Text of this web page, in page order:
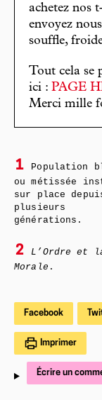
achetez nos
envoyez
souffle,
Tout cela se
ici : PAGE
Merci mille
1
Population
ou métissée
sur place
plusieurs
générations.
2
L’Ordre et
Morale .
Facebook
Imprimer
Écrire un